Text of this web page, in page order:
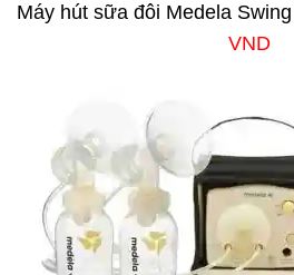
Máy hút sữa đôi Medela
VND